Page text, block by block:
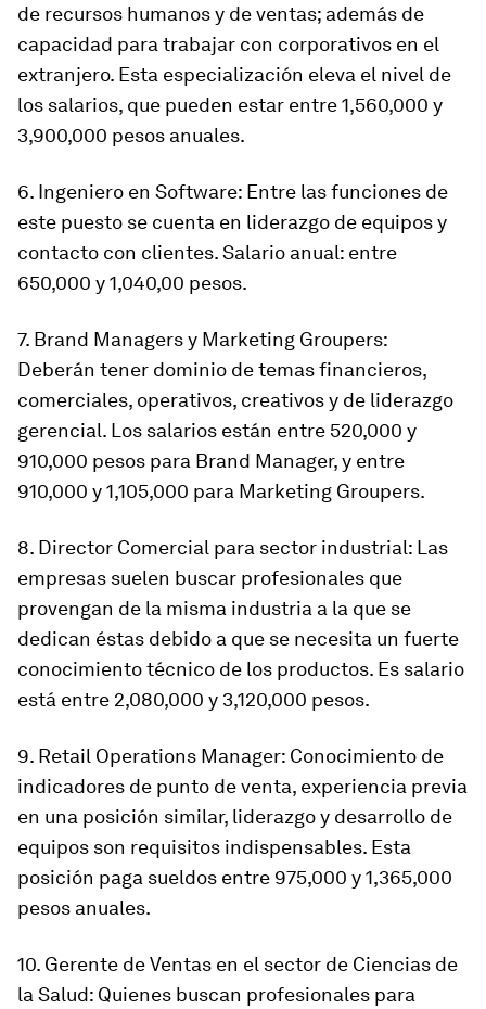
de recursos humanos y de ventas; además de
capacidad para trabajar con corporativos en el
extranjero. Esta especialización eleva el nivel de
los salarios, que pueden estar entre 1,560,000 y
3,900,000 pesos anuales.
6. Ingeniero en Software: Entre las funciones de
este puesto se cuenta en liderazgo de equipos y
contacto con clientes. Salario anual: entre
650,000 y 1,040,00 pesos.
7. Brand Managers y Marketing Groupers:
Deberán tener dominio de temas financieros,
comerciales, operativos, creativos y de liderazgo
gerencial. Los salarios están entre 520,000 y
910,000 pesos para Brand Manager, y entre
910,000 y 1,105,000 para Marketing Groupers.
8. Director Comercial para sector industrial: Las
empresas suelen buscar profesionales que
provengan de la misma industria a la que se
dedican éstas debido a que se necesita un fuerte
conocimiento técnico de los productos. Es salario
está entre 2,080,000 y 3,120,000 pesos.
9. Retail Operations Manager: Conocimiento de
indicadores de punto de venta, experiencia previa
en una posición similar, liderazgo y desarrollo de
equipos son requisitos indispensables. Esta
posición paga sueldos entre 975,000 y 1,365,000
pesos anuales.
10. Gerente de Ventas en el sector de Ciencias de
la Salud: Quienes buscan profesionales para